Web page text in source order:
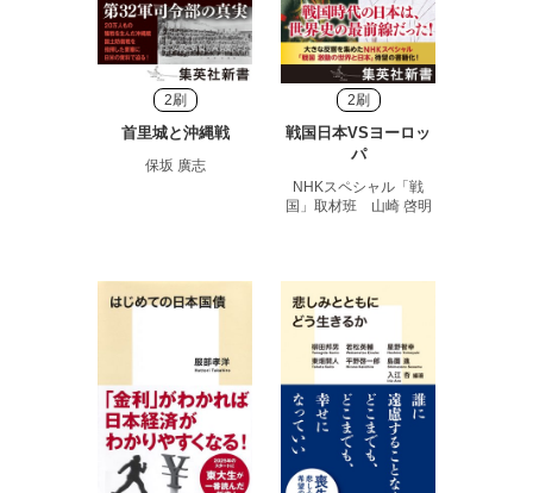
2刷
首里城と沖縄戦
保坂 廣志
2刷
戦国日本VSヨーロッ
パ
NHKスペシャル「戦
国」取材班 山崎 啓明